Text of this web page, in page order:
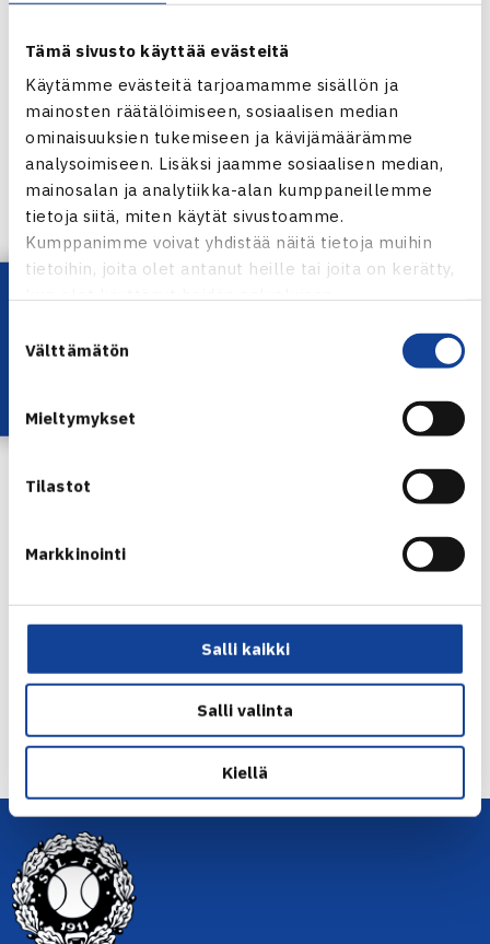
Tämä sivusto käyttää evästeitä
Käytämme evästeitä tarjoamamme sisällön ja
mainosten räätälöimiseen, sosiaalisen median
ominaisuuksien tukemiseen ja kävijämäärämme
analysoimiseen. Lisäksi jaamme sosiaalisen median,
mainosalan ja analytiikka-alan kumppaneillemme
tietoja siitä, miten käytät sivustoamme.
Kumppanimme voivat yhdistää näitä tietoja muihin
tietoihin, joita olet antanut heille tai joita on kerätty,
valinta
Välttämätön
Mieltymykset
Tilastot
Markkinointi
Salli kaikki
Salli valinta
Kiellä
.
17.-24.9.2011 Danderyd, Ruotsi
Kaksinpelin karsinta
1.kierrosta: Henrik Sillanpää (2.) – Rasmus Schwarz
Tanska 64 64
2.kierrosta (voittajat pääsarjaan): Sillanpää – William
Kallberg Ruotsi (villi kortti) 64 64
karsinnoissa… →
Lataa OmaTennis!